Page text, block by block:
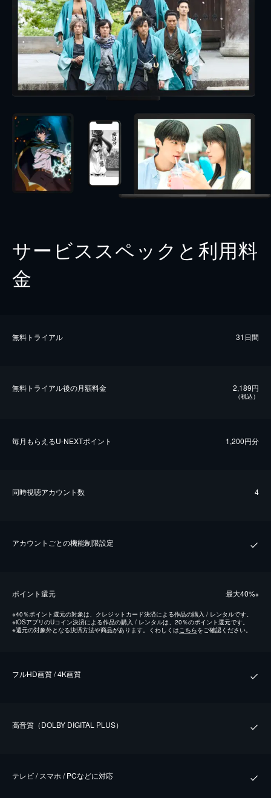
サービススペックと利用料
金
無料トライアル 31日間
無料トライアル後の⽉額料金 2,189円
（税込）
毎⽉もらえるU-NEXTポイント 1,200円分
同時視聴アカウント数 4
アカウントごとの機能制限設定
ポイント還元 最⼤40%※
※40％ポイント還元の対象は、クレジットカード決済による作品の購入 / レンタルです。
※iOSアプリのUコイン決済による作品の購入 / レンタルは、20％のポイント還元です。
※還元の対象外となる決済方法や商品があります。くわしくはこちらをご確認ください。
フルHD画質 / 4K画質
⾼⾳質（DOLBY DIGITAL PLUS）
テレビ / スマホ / PCなどに対応